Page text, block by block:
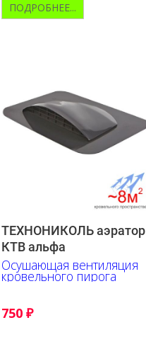
ПОДРОБНЕЕ...
ТЕХНОНИКОЛЬ аэратор
КТВ альфа
Осушающая вентиляция
кровельного пирога
750 ₽